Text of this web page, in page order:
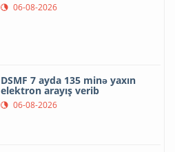
06-08-2026
DSMF 7 ayda 135 minə yaxın
elektron arayış verib
06-08-2026